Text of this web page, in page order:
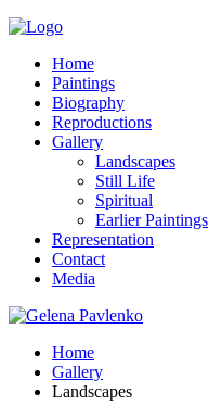
Home
Paintings
Biography
Reproductions
Gallery
Landscapes
Still Life
Spiritual
Earlier Paintings
Representation
Contact
Media
Home
Gallery
Landscapes